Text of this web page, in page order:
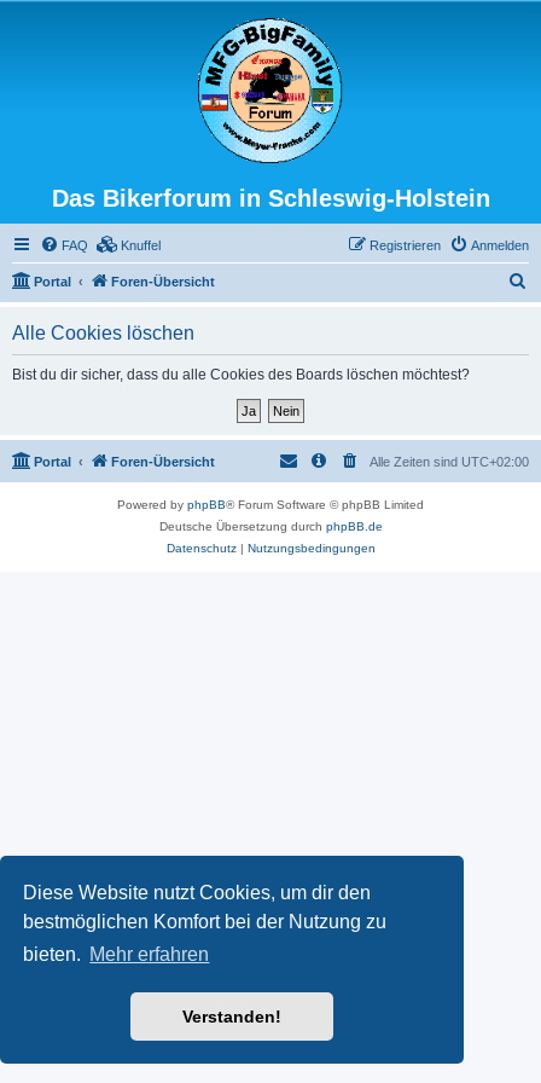
Diese Website nutzt Cookies, um dir den
bestmöglichen Komfort bei der Nutzung zu
bieten. Mehr erfahren
Verstanden!
Das Bikerforum in Schleswig-Holstein
FAQ Knuffel Anmelden
Registrieren
Portal Foren-Übersicht
Alle Cookies löschen
Bist du dir sicher, dass du alle Cookies des Boards löschen möchtest?
Portal Foren-Übersicht Alle Zeiten sind UTC+02:00
Powered by phpBB® Forum Software © phpBB Limited
Deutsche Übersetzung durch phpBB.de
Datenschutz| Nutzungsbedingungen